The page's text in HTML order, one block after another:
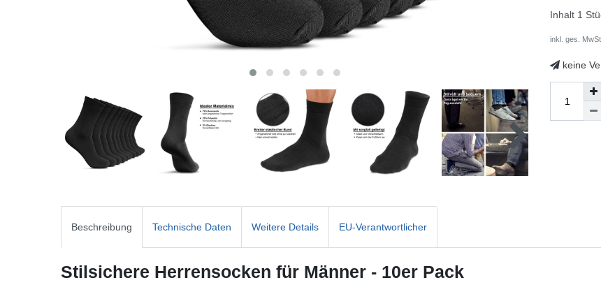
Inhalt 1
inkl. ges.
keine
Beschreibung Technische Daten Weitere Details EU-Verantwortlicher
Stilsichere Herrensocken für Männer - 10er Pack